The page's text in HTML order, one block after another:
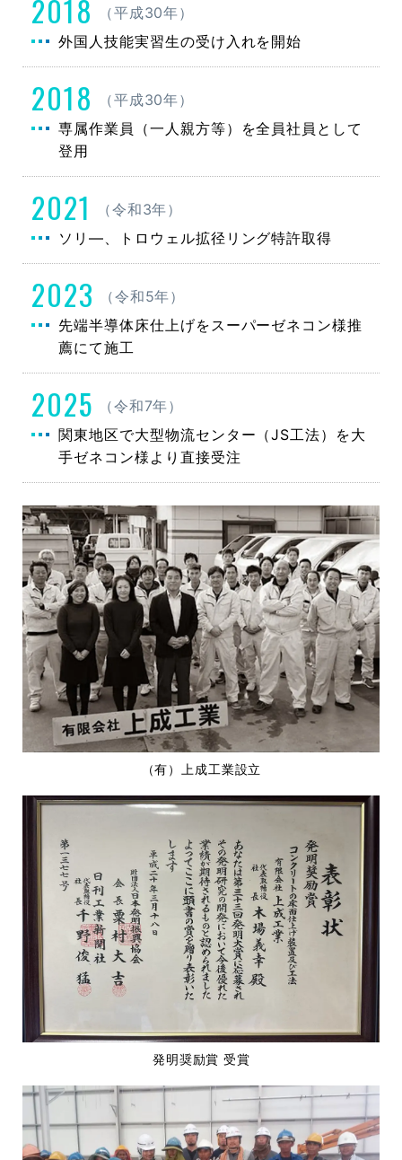
2018
（平成30年）
外国人技能実習生の受け入れを開始
2018
（平成30年）
専属作業員（一人親方等）を全員社員として
登用
2021
（令和3年）
ソリ―、トロウェル拡径リング特許取得
2023
（令和5年）
先端半導体床仕上げをスーパーゼネコン様推
薦にて施工
2025 （令和7年）
関東地区で大型物流センター（JS工法）を大
手ゼネコン様より直接受注
（有）上成工業設立
発明奨励賞 受賞